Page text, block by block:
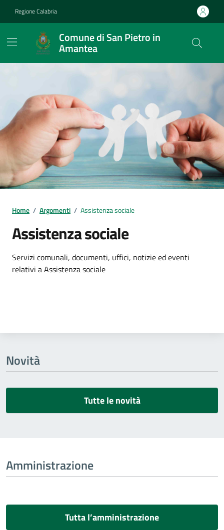
Regione Calabria
Comune di San Pietro in
Amantea
Home / Argomenti / Assistenza sociale
Assistenza sociale
Dettagli dell'argomento
Servizi comunali, documenti, uffici, notizie ed eventi
relativi a Assistenza sociale
Novità
Tutte le novità
Amministrazione
Tutta l’amministrazione